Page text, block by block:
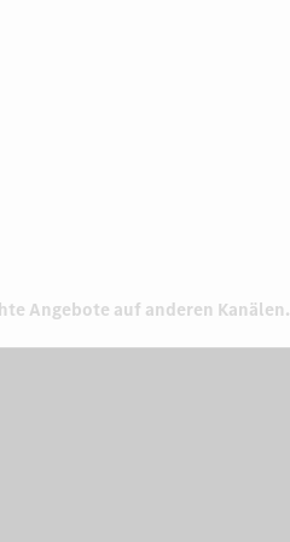
Angebote auf anderen Kanälen.